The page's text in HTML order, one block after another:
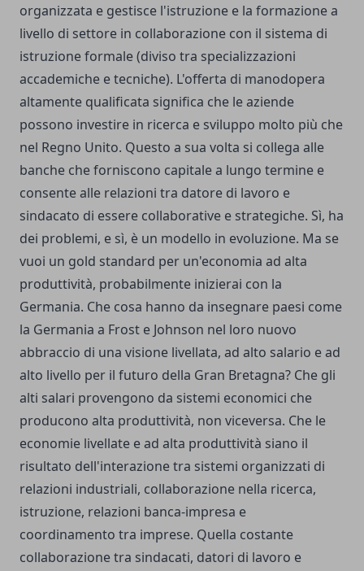
organizzata e gestisce l'istruzione e la formazione a
livello di settore in collaborazione con il sistema di
istruzione formale (diviso tra specializzazioni
accademiche e tecniche). L'offerta di manodopera
altamente qualificata significa che le aziende
possono investire in ricerca e sviluppo molto più che
nel Regno Unito. Questo a sua volta si collega alle
banche che forniscono capitale a lungo termine e
consente alle relazioni tra datore di lavoro e
sindacato di essere collaborative e strategiche. Sì, ha
dei problemi, e sì, è un modello in evoluzione. Ma se
vuoi un gold standard per un'economia ad alta
produttività, probabilmente inizierai con la
Germania. Che cosa hanno da insegnare paesi come
la Germania a Frost e Johnson nel loro nuovo
abbraccio di una visione livellata, ad alto salario e ad
alto livello per il futuro della Gran Bretagna? Che gli
alti salari provengono da sistemi economici che
producono alta produttività, non viceversa. Che le
economie livellate e ad alta produttività siano il
risultato dell'interazione tra sistemi organizzati di
relazioni industriali, collaborazione nella ricerca,
istruzione, relazioni banca-impresa e
coordinamento tra imprese. Quella costante
collaborazione tra sindacati, datori di lavoro e